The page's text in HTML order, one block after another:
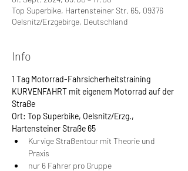
Top Superbike, Hartensteiner Str. 65, 09376
Oelsnitz/Erzgebirge, Deutschland
Info
1 Tag Motorrad-Fahrsicherheitstraining
KURVENFAHRT mit eigenem Motorrad auf der
Straße
Ort: Top Superbike, Oelsnitz/Erzg.,
Hartensteiner Straße 65
Kurvige Straßentour mit Theorie und
Praxis
nur 6 Fahrer pro Gruppe